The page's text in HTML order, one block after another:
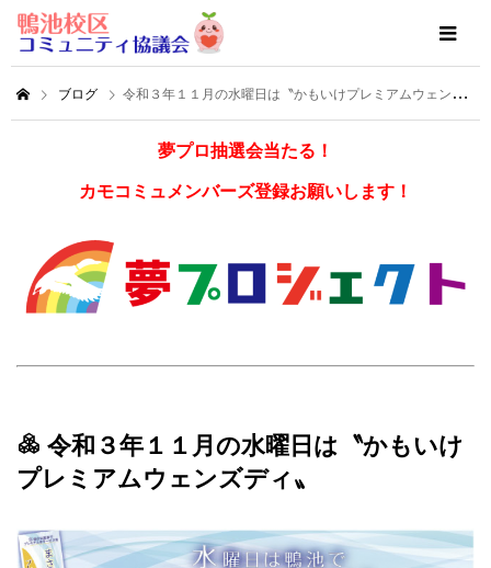
ブログ 令和３年１１月の水曜日は〝かもいけプレミアムウェンズディ〟
夢プロ抽選会当たる！
カモコミュメンバーズ登録お願いします！
令和３年１１月の水曜日は〝かもいけ
プレミアムウェンズディ〟